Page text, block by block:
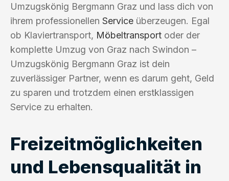
Umzugskönig Bergmann Graz und lass dich von
ihrem professionellen Service überzeugen. Egal
ob Klaviertransport, Möbeltransport oder der
komplette Umzug von Graz nach Swindon –
Umzugskönig Bergmann Graz ist dein
zuverlässiger Partner, wenn es darum geht, Geld
zu sparen und trotzdem einen erstklassigen
Service zu erhalten.
Freizeitmöglichkeiten
und Lebensqualität in